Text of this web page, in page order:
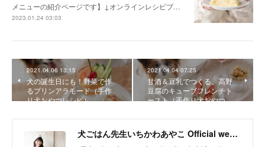
メニューの紹介ページです】↓オンラインレシピブ…
2023.01.24 03:03
2021.04.06 13:15
犬の誕生日にも！野菜で作
るプリンアラモード（手作
り犬おやつレシピ）
2021.04.04 07:25
甘酒＆豆乳でつくる、高野
豆腐のキューブフレンチト
ースト（手作り犬おやつ…
犬ごはん先生いちかわあやこ Official web site